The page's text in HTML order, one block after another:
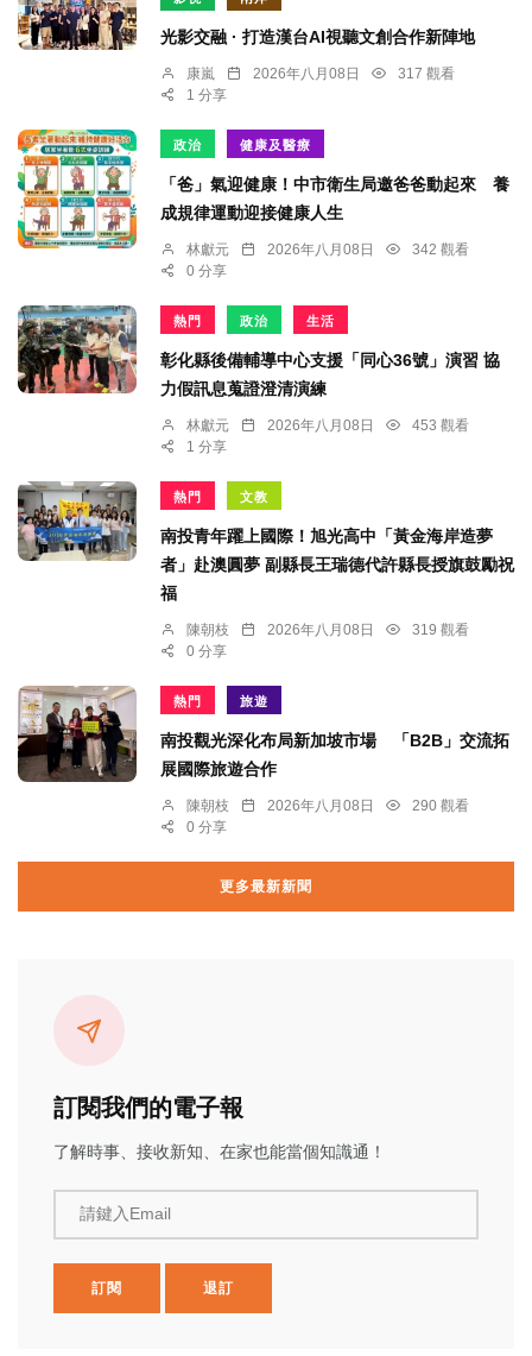
光影交融 · 打造漢台AI視聽文創合作新陣地
康嵐 2026年八月08日
317 觀看
1 分享
政治 健康及醫療
「爸」氣迎健康！中市衛生局邀爸爸動起來 養
成規律運動迎接健康人生
林獻元 2026年八月08日
342 觀看
0 分享
熱門 政治 生活
彰化縣後備輔導中心支援「同心36號」演習 協
力假訊息蒐證澄清演練
林獻元 2026年八月08日
453 觀看
1 分享
熱門 文教
南投青年躍上國際！旭光高中「黃金海岸造夢
者」赴澳圓夢 副縣長王瑞德代許縣長授旗鼓勵祝
福
陳朝枝 2026年八月08日
319 觀看
0 分享
熱門 旅遊
南投觀光深化布局新加坡市場 「B2B」交流拓
展國際旅遊合作
陳朝枝 2026年八月08日
290 觀看
0 分享
更多最新新聞
訂閱我們的電子報
了解時事、接收新知、在家也能當個知識通！
請鍵入Email
訂閱 退訂